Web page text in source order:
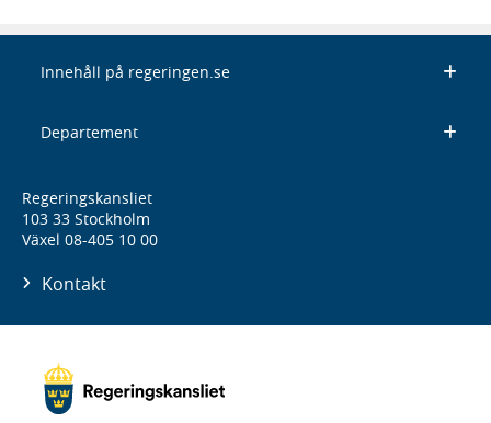
Innehåll på regeringen.se
Departement
Regeringskansliet
103 33 Stockholm
Växel 08-405 10 00
Kontakt